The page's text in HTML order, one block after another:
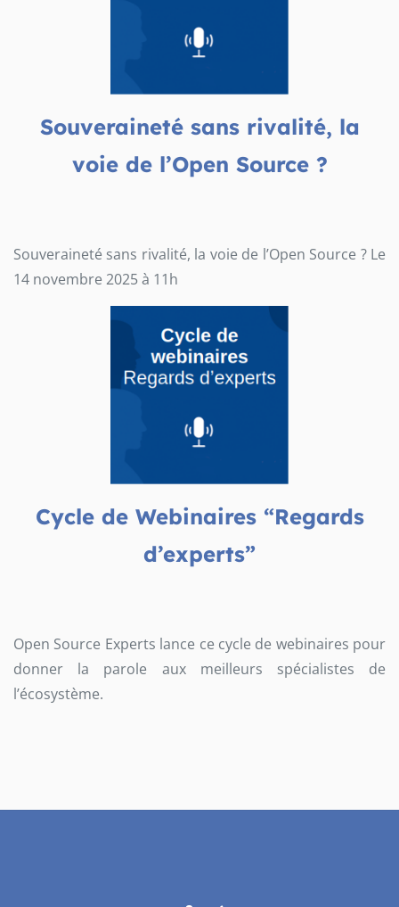
Souveraineté sans rivalité, la
voie de l’Open Source ?
Souveraineté sans rivalité, la voie de l’Open Source ? Le
14 novembre 2025 à 11h
Cycle de Webinaires “Regards
d’experts”
Open Source Experts lance ce cycle de webinaires pour
donner la parole aux meilleurs spécialistes de
l’écosystème.